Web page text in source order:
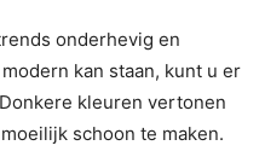
onderhevig en
kan staan, kunt u er
kleuren vertonen
schoon te maken.